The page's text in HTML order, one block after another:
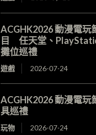
ACGHK2026 動漫電玩
目 任天堂、
攤位巡禮
遊戲 2026-07-24
ACGHK2026 動漫電
具巡禮
玩物 2026-07-24